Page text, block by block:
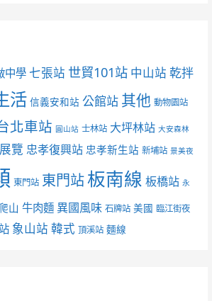
中學 七張站 世貿101站 中山站 乾拌
活 信義安和站 公館站 其他 動物園站
北車站 圓山站 士林站 大坪林站 大安森林
展覽 忠孝復興站 忠孝新生站 新埔站 景美夜
東門站 東門站板南線 板橋站 永
山 牛肉麵 異國風味 石牌站 美國 臨江街夜
象山站 韓式 頂溪站 麵線